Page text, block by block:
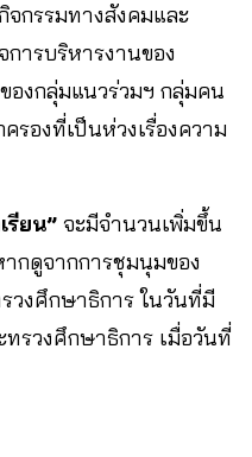
กรรมทางสังคมและ
ารบริหารงานของ
องกลุ่มแนวร่วมฯ กลุ่มคน
รองที่เป็นห่วงเรื่องความ
รียน” จะมีจำนวนเพิ่มขึ้น
กดูจากการชุมนุมของ
วงศึกษาธิการ ในวันที่มี
ทรวงศึกษาธิการ เมื่อวันที่